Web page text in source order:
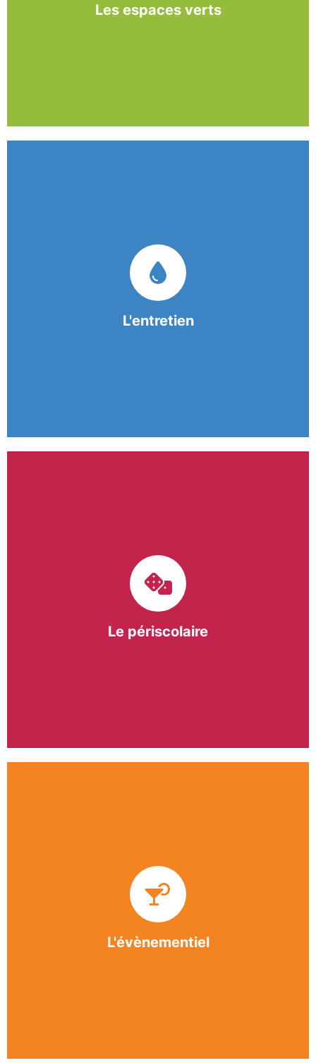
Les espaces verts
L'entretien
garantissent une prestation de nettoyage de
qualité.
Le périscolaire
bergeracois. A travers les Temps d’Activités
Périscolaires (TAP) et les Pauses Méridiennes, nous
apportons une réponse adaptée et individualisée
L'évènementiel
BASE apporte des solutions innovantes et
originales dans l’organisation des manifestations,
festivals, conventions, colloques et assemblées